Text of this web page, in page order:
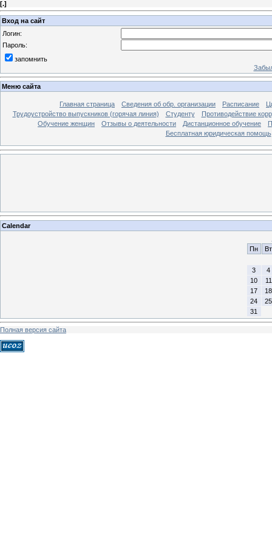
[.]
Вход на сайт
Логин:
Пароль:
запомнить
Меню сайта
Главная страница Сведения об обр. организации Расписание
Трудоустройство выпускников (горячая линия)
Студенту
Противодействие
Обучение женщин
Отзывы о деятельности Дистанционное обучение
Бесплатная юридическая помощь
Calendar
Пн
Вт
3
4
10
11
17
18
24
25
31
Полная версия сайта